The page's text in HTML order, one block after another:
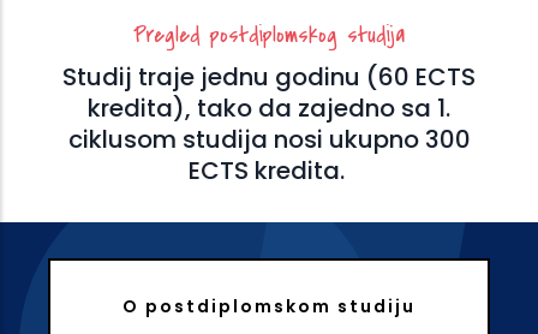
Pregled postdiplomskog studija
Studij traje jednu godinu (60 ECTS
kredita), tako da zajedno sa 1.
ciklusom studija nosi ukupno 300
ECTS kredita.
O postdiplomskom studiju